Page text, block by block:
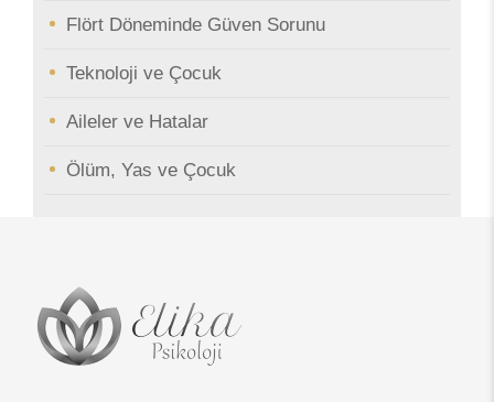
Flört Döneminde Güven Sorunu
Teknoloji ve Çocuk
Aileler ve Hatalar
Ölüm, Yas ve Çocuk